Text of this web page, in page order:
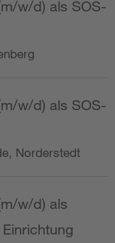
w/d) als SOS-
w/d) als SOS-
Norderstedt
w/d) als